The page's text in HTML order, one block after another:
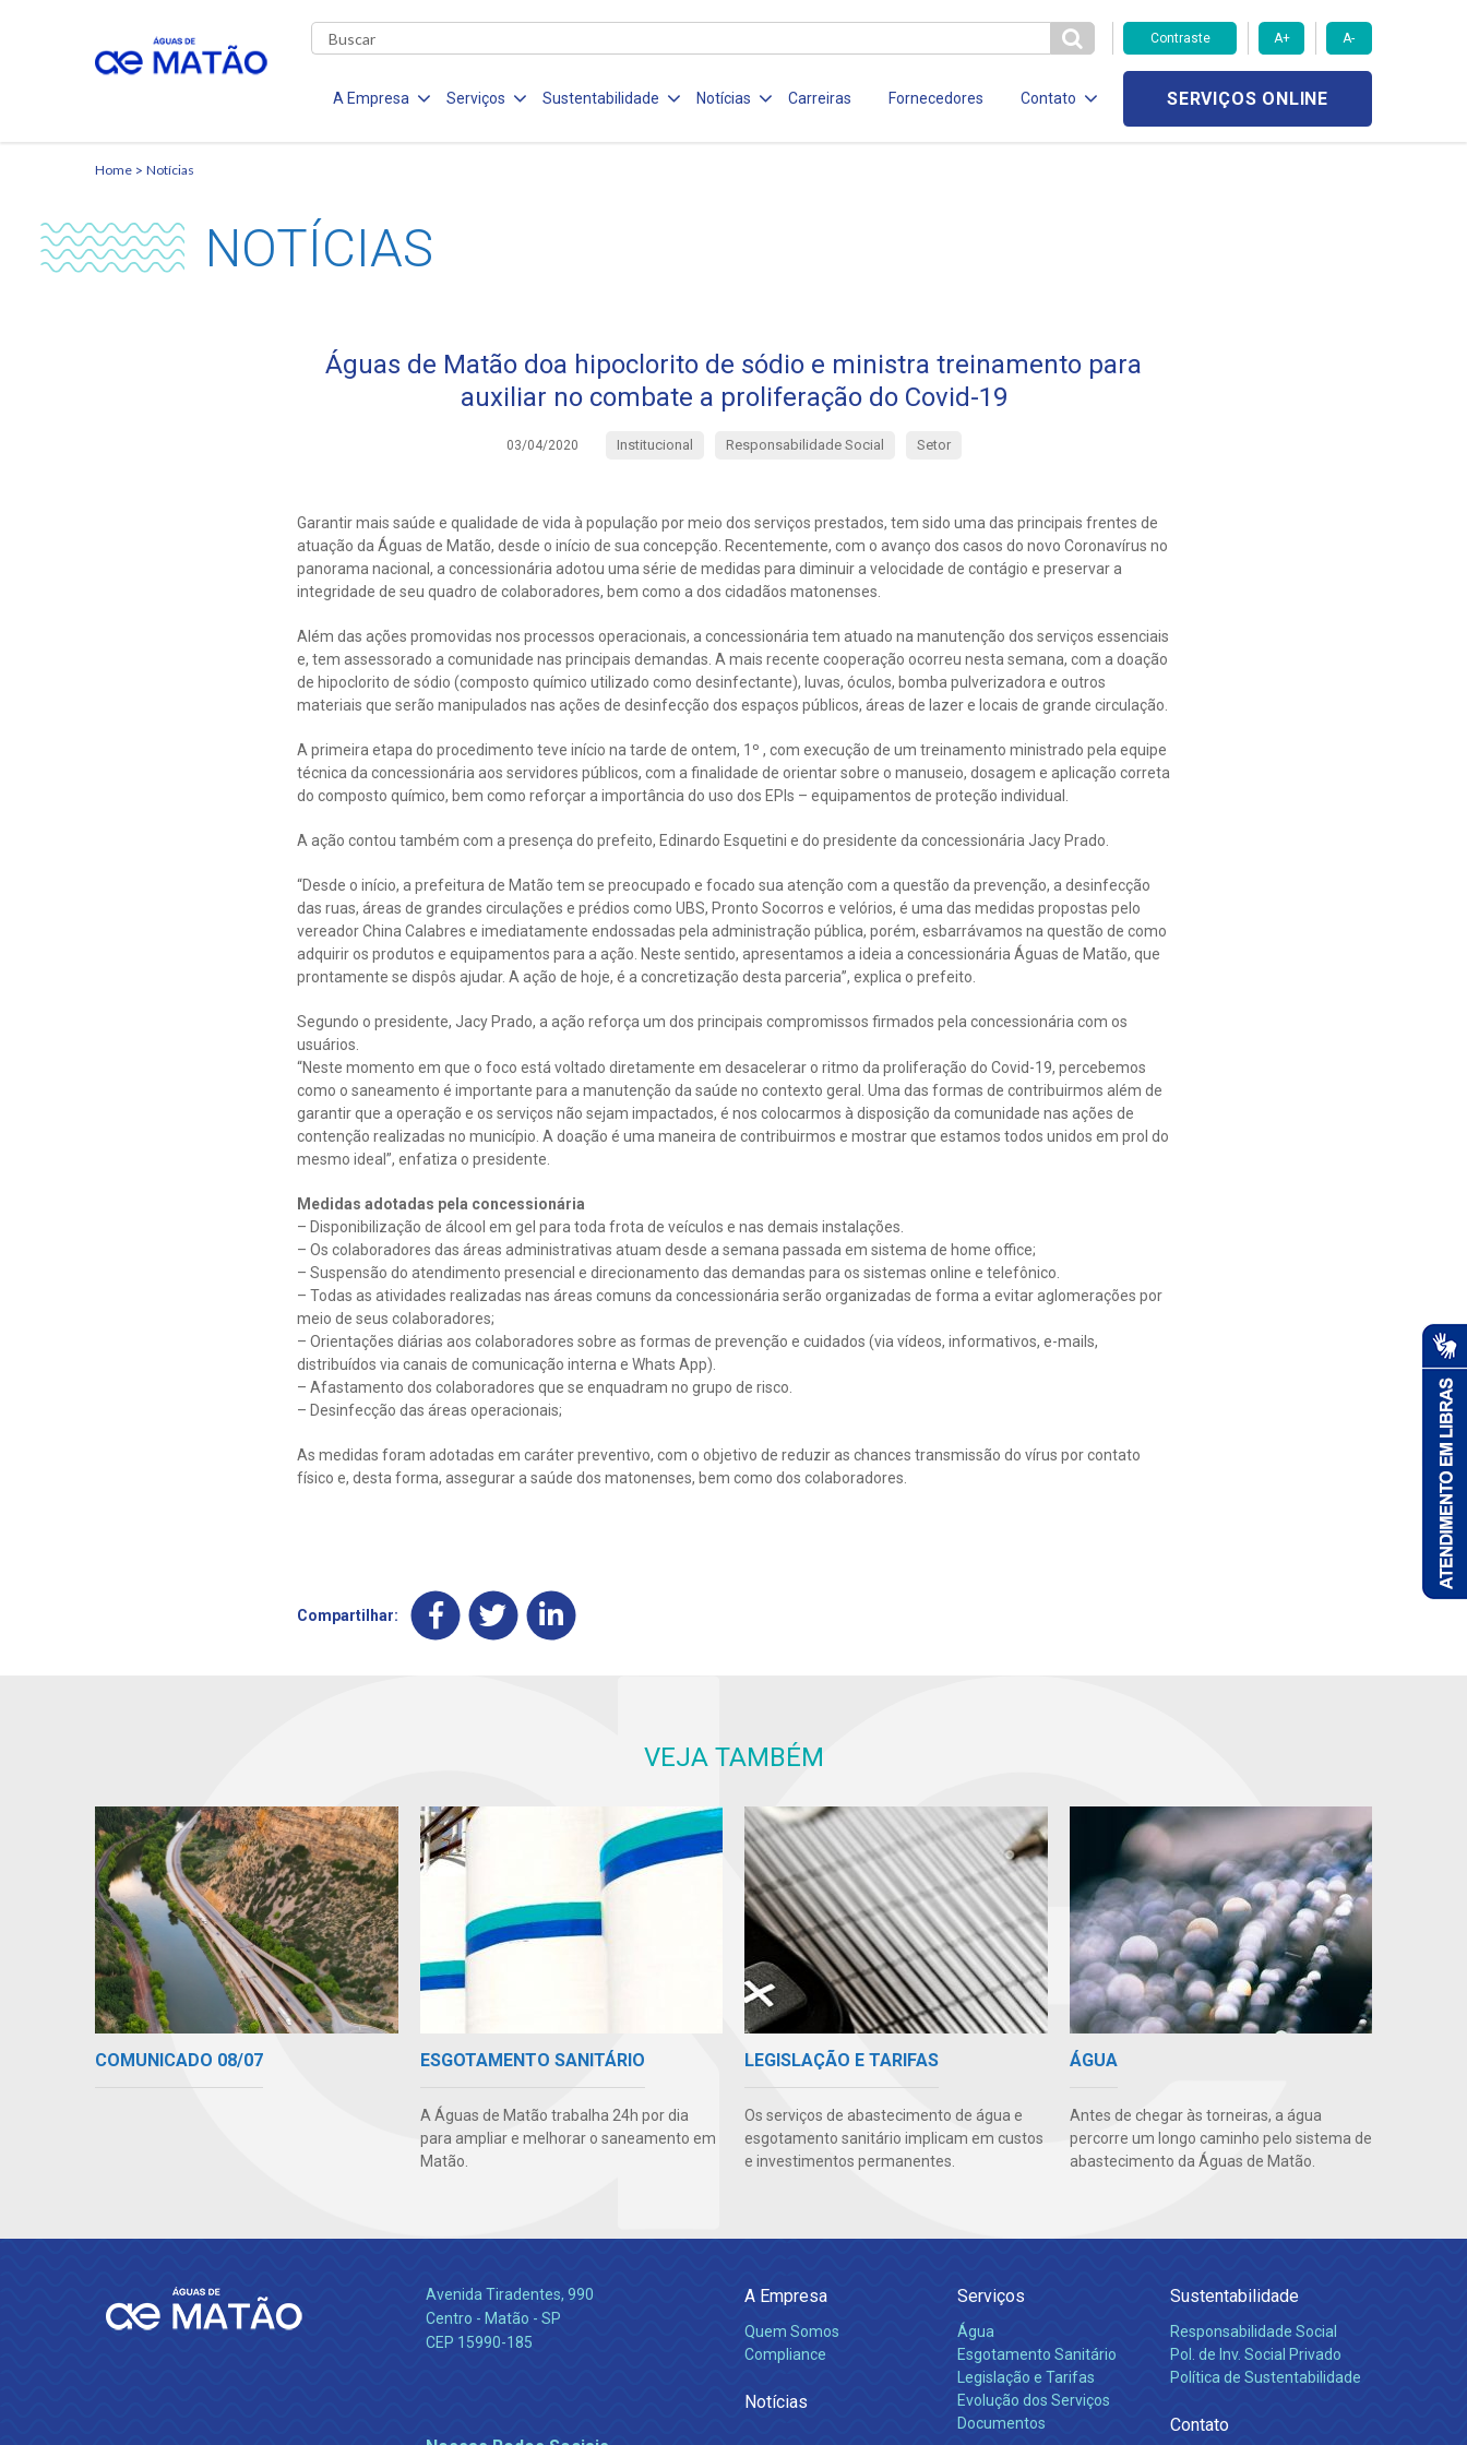
Contraste A+ A-
A Empresa Serviços Sustentabilidade Notícias Carreiras Fornecedores Contato SERVIÇOS ONLINE
Home Notícias
NOTÍCIAS
Águas de Matão doa hipoclorito de sódio e ministra treinamento para
auxiliar no combate a proliferação do Covid-19
03/04/2020 Institucional Responsabilidade Social Setor
Garantir mais saúde e qualidade de vida à população por meio dos serviços prestados, tem sido uma das principais frentes de
atuação da Águas de Matão, desde o início de sua concepção. Recentemente, com o avanço dos casos do novo Coronavírus no
panorama nacional, a concessionária adotou uma série de medidas para diminuir a velocidade de contágio e preservar a
integridade de seu quadro de colaboradores, bem como a dos cidadãos matonenses.
Além das ações promovidas nos processos operacionais, a concessionária tem atuado na manutenção dos serviços essenciais
e, tem assessorado a comunidade nas principais demandas. A mais recente cooperação ocorreu nesta semana, com a doação
de hipoclorito de sódio (composto químico utilizado como desinfectante), luvas, óculos, bomba pulverizadora e outros
materiais que serão manipulados nas ações de desinfecção dos espaços públicos, áreas de lazer e locais de grande circulação.
A primeira etapa do procedimento teve início na tarde de ontem, 1º , com execução de um treinamento ministrado pela equipe
técnica da concessionária aos servidores públicos, com a finalidade de orientar sobre o manuseio, dosagem e aplicação correta
do composto químico, bem como reforçar a importância do uso dos EPIs – equipamentos de proteção individual.
A ação contou também com a presença do prefeito, Edinardo Esquetini e do presidente da concessionária Jacy Prado.
“Desde o início, a prefeitura de Matão tem se preocupado e focado sua atenção com a questão da prevenção, a desinfecção
das ruas, áreas de grandes circulações e prédios como UBS, Pronto Socorros e velórios, é uma das medidas propostas pelo
vereador China Calabres e imediatamente endossadas pela administração pública, porém, esbarrávamos na questão de como
adquirir os produtos e equipamentos para a ação. Neste sentido, apresentamos a ideia a concessionária Águas de Matão, que
prontamente se dispôs ajudar. A ação de hoje, é a concretização desta parceria”, explica o prefeito.
Segundo o presidente, Jacy Prado, a ação reforça um dos principais compromissos firmados pela concessionária com os
usuários.
“Neste momento em que o foco está voltado diretamente em desacelerar o ritmo da proliferação do Covid-19, percebemos
como o saneamento é importante para a manutenção da saúde no contexto geral. Uma das formas de contribuirmos além de
garantir que a operação e os serviços não sejam impactados, é nos colocarmos à disposição da comunidade nas ações de
contenção realizadas no município. A doação é uma maneira de contribuirmos e mostrar que estamos todos unidos em prol do
mesmo ideal”, enfatiza o presidente.
Medidas adotadas pela concessionária
– Disponibilização de álcool em gel para toda frota de veículos e nas demais instalações.
– Os colaboradores das áreas administrativas atuam desde a semana passada em sistema de home office;
– Suspensão do atendimento presencial e direcionamento das demandas para os sistemas online e telefônico.
– Todas as atividades realizadas nas áreas comuns da concessionária serão organizadas de forma a evitar aglomerações por
meio de seus colaboradores;
– Orientações diárias aos colaboradores sobre as formas de prevenção e cuidados (via vídeos, informativos, e-mails,
distribuídos via canais de comunicação interna e Whats App).
– Afastamento dos colaboradores que se enquadram no grupo de risco.
– Desinfecção das áreas operacionais;
As medidas foram adotadas em caráter preventivo, com o objetivo de reduzir as chances transmissão do vírus por contato
físico e, desta forma, assegurar a saúde dos matonenses, bem como dos colaboradores.
Compartilhar:
VEJA TAMBÉM
COMUNICADO 08/07 ESGOTAMENTO SANITÁRIO
A Águas de Matão trabalha 24h por dia
para ampliar e melhorar o saneamento em
Matão.
LEGISLAÇÃO E TARIFAS
Os serviços de abastecimento de água e
esgotamento sanitário implicam em custos
e investimentos permanentes.
ÁGUA
Antes de chegar às torneiras, a água
percorre um longo caminho pelo sistema de
abastecimento da Águas de Matão.
Avenida Tiradentes, 990
Centro - Matão - SP
CEP 15990-185
A Empresa
Quem Somos
Compliance
Notícias
Serviços
Água
Esgotamento Sanitário
Legislação e Tarifas
Evolução dos Serviços
Documentos
Sustentabilidade
Responsabilidade Social
Pol. de Inv. Social Privado
Política de Sustentabilidade
Contato